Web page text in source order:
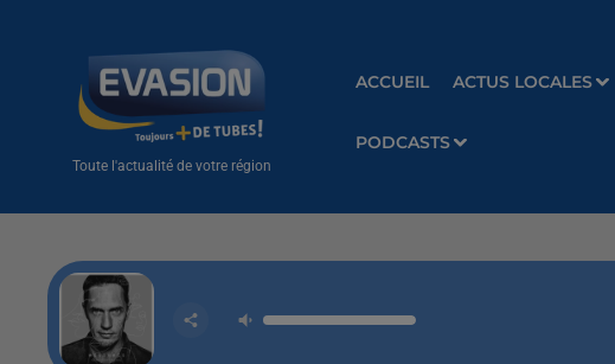
Toute l'actualité de votre région
ACCUEIL ACTUS LOCALES
PODCASTS